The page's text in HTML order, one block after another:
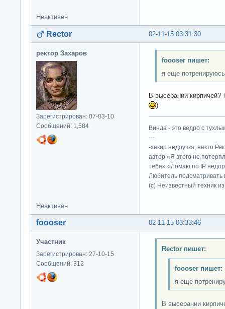
Неактивен
02-11-15 03:31:30
Rector
ректор Захаров
Зарегистрирован: 07-03-10
Сообщений: 1,584
foooser пишет:
я еще
В высерании кирпичей?
)
Винда - это ведро с
---
-хакир недоучка, некто
автор «Я этого не
тебя» «Ломаю по IP
Любитель подсматривать
(c) Неизвестный техник
Неактивен
02-11-15 03:33:46
foooser
Участник
Зарегистрирован: 27-10-15
Сообщений: 312
Rector пишет:
foooser пишет:
я еще
В высерании